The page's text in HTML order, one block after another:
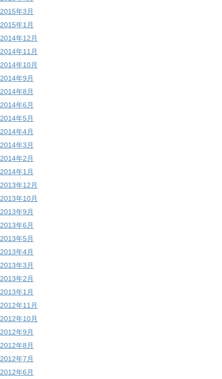
2015年3月
2015年1月
2014年12月
2014年11月
2014年10月
2014年9月
2014年8月
2014年6月
2014年5月
2014年4月
2014年3月
2014年2月
2014年1月
2013年12月
2013年10月
2013年9月
2013年6月
2013年5月
2013年4月
2013年3月
2013年2月
2013年1月
2012年11月
2012年10月
2012年9月
2012年8月
2012年7月
2012年6月